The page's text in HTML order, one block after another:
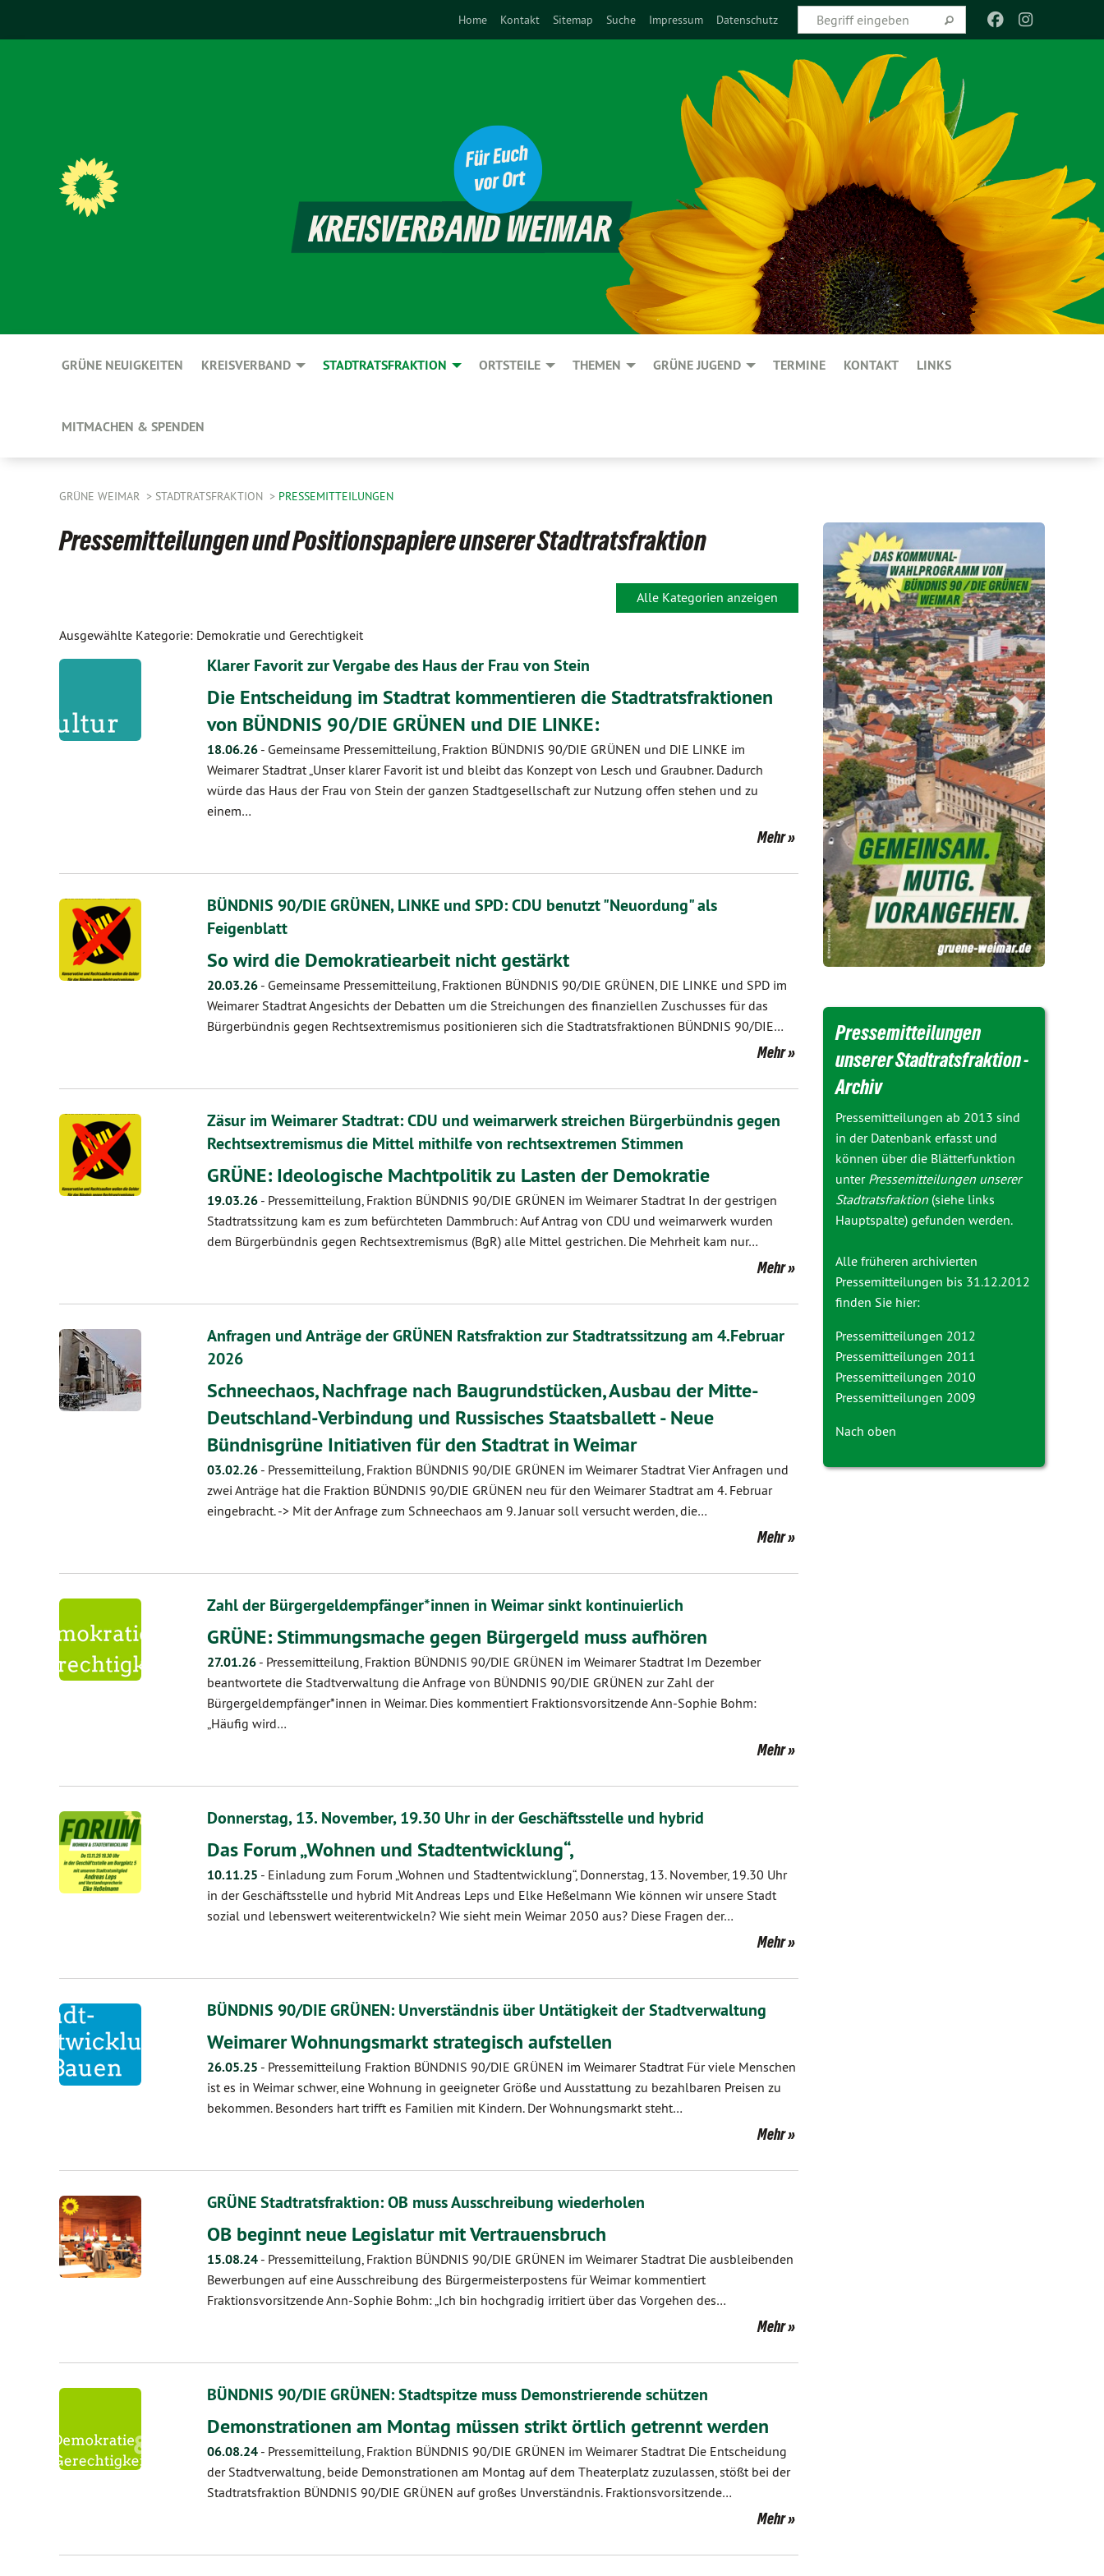
Home Kontakt Sitemap Suche Impressum Datenschutz
GRÜNE NEUIGKEITEN KREISVERBAND STADTRATSFRAKTION ORTSTEILE THEMEN GRÜNE JUGEND TERMINE KONTAKT LINKS
MITMACHEN & SPENDEN
GRÜNE WEIMAR STADTRATSFRAKTION PRESSEMITTEILUNGEN
Pressemitteilungen und Positionspapiere unserer Stadtratsfraktion
Alle Kategorien anzeigen
Ausgewählte Kategorie: Demokratie und Gerechtigkeit
Klarer Favorit zur Vergabe des Haus der Frau von Stein
Die Entscheidung im Stadtrat kommentieren die Stadtratsfraktionen
von BÜNDNIS 90/DIE GRÜNEN und DIE LINKE:
18.06.26 - Gemeinsame Pressemitteilung, Fraktion BÜNDNIS 90/DIE GRÜNEN und DIE LINKE im
Weimarer Stadtrat „Unser klarer Favorit ist und bleibt das Konzept von Lesch und Graubner. Dadurch
würde das Haus der Frau von Stein der ganzen Stadtgesellschaft zur Nutzung offen stehen und zu
einem…
Mehr
BÜNDNIS 90/DIE GRÜNEN, LINKE und SPD: CDU benutzt "Neuordung" als
Feigenblatt
So wird die Demokratiearbeit nicht gestärkt
20.03.26 - Gemeinsame Pressemitteilung, Fraktionen BÜNDNIS 90/DIE GRÜNEN, DIE LINKE und SPD im
Weimarer Stadtrat Angesichts der Debatten um die Streichungen des finanziellen Zuschusses für das
Bürgerbündnis gegen Rechtsextremismus positionieren sich die Stadtratsfraktionen BÜNDNIS 90/DIE…
Mehr
Zäsur im Weimarer Stadtrat: CDU und weimarwerk streichen Bürgerbündnis gegen
Rechtsextremismus die Mittel mithilfe von rechtsextremen Stimmen
GRÜNE: Ideologische Machtpolitik zu Lasten der Demokratie
19.03.26 - Pressemitteilung, Fraktion BÜNDNIS 90/DIE GRÜNEN im Weimarer Stadtrat In der gestrigen
Stadtratssitzung kam es zum befürchteten Dammbruch: Auf Antrag von CDU und weimarwerk wurden
dem Bürgerbündnis gegen Rechtsextremismus (BgR) alle Mittel gestrichen. Die Mehrheit kam nur…
Mehr
Anfragen und Anträge der GRÜNEN Ratsfraktion zur Stadtratssitzung am 4.Februar
2026
Schneechaos, Nachfrage nach Baugrundstücken, Ausbau der Mitte-
Deutschland-Verbindung und Russisches Staatsballett - Neue
Bündnisgrüne Initiativen für den Stadtrat in Weimar
03.02.26 - Pressemitteilung, Fraktion BÜNDNIS 90/DIE GRÜNEN im Weimarer Stadtrat Vier Anfragen und
zwei Anträge hat die Fraktion BÜNDNIS 90/DIE GRÜNEN neu für den Weimarer Stadtrat am 4. Februar
eingebracht. -> Mit der Anfrage zum Schneechaos am 9. Januar soll versucht werden, die…
Mehr
Zahl der Bürgergeldempfänger*innen in Weimar sinkt kontinuierlich
GRÜNE: Stimmungsmache gegen Bürgergeld muss aufhören
27.01.26 - Pressemitteilung, Fraktion BÜNDNIS 90/DIE GRÜNEN im Weimarer Stadtrat Im Dezember
beantwortete die Stadtverwaltung die Anfrage von BÜNDNIS 90/DIE GRÜNEN zur Zahl der
Bürgergeldempfänger*innen in Weimar. Dies kommentiert Fraktionsvorsitzende Ann-Sophie Bohm:
„Häufig wird…
Mehr
Donnerstag, 13. November, 19.30 Uhr in der Geschäftsstelle und hybrid
Das Forum „Wohnen und Stadtentwicklung“,
10.11.25 - Einladung zum Forum „Wohnen und Stadtentwicklung“, Donnerstag, 13. November, 19.30 Uhr
in der Geschäftsstelle und hybrid Mit Andreas Leps und Elke Heßelmann Wie können wir unsere Stadt
sozial und lebenswert weiterentwickeln? Wie sieht mein Weimar 2050 aus? Diese Fragen der…
Mehr
BÜNDNIS 90/DIE GRÜNEN: Unverständnis über Untätigkeit der Stadtverwaltung
Weimarer Wohnungsmarkt strategisch aufstellen
26.05.25 - Pressemitteilung Fraktion BÜNDNIS 90/DIE GRÜNEN im Weimarer Stadtrat Für viele Menschen
ist es in Weimar schwer, eine Wohnung in geeigneter Größe und Ausstattung zu bezahlbaren Preisen zu
bekommen. Besonders hart trifft es Familien mit Kindern. Der Wohnungsmarkt steht…
Mehr
GRÜNE Stadtratsfraktion: OB muss Ausschreibung wiederholen
OB beginnt neue Legislatur mit Vertrauensbruch
15.08.24 - Pressemitteilung, Fraktion BÜNDNIS 90/DIE GRÜNEN im Weimarer Stadtrat Die ausbleibenden
Bewerbungen auf eine Ausschreibung des Bürgermeisterpostens für Weimar kommentiert
Fraktionsvorsitzende Ann-Sophie Bohm: „Ich bin hochgradig irritiert über das Vorgehen des…
Mehr
BÜNDNIS 90/DIE GRÜNEN: Stadtspitze muss Demonstrierende schützen
Demonstrationen am Montag müssen strikt örtlich getrennt werden
06.08.24 - Pressemitteilung, Fraktion BÜNDNIS 90/DIE GRÜNEN im Weimarer Stadtrat Die Entscheidung
der Stadtverwaltung, beide Demonstrationen am Montag auf dem Theaterplatz zuzulassen, stößt bei der
Stadtratsfraktion BÜNDNIS 90/DIE GRÜNEN auf großes Unverständnis. Fraktionsvorsitzende…
Mehr
Pressemitteilungen
unserer Stadtratsfraktion -
Archiv
Pressemitteilungen ab 2013 sind
in der Datenbank erfasst und
können über die Blätterfunktion
unter Pressemitteilungen unserer
Stadtratsfraktion (siehe links
Hauptspalte) gefunden werden.
Alle früheren archivierten
Pressemitteilungen bis 31.12.2012
finden Sie hier:
Pressemitteilungen 2012
Pressemitteilungen 2011
Pressemitteilungen 2010
Pressemitteilungen 2009
Nach oben